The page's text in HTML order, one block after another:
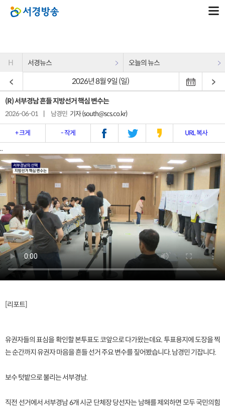
H 서경뉴스 오늘의 뉴스
2026년 8월 9일 (일)
(R) 서부경남 흔들 지방선거 핵심 변수는
2026-06-01 남경민 기자 (south@scs.co.kr)
+ 크게 - 작게 URL 복사
..
[리포트]
유권자들의 표심을 확인할 본투표도 코앞으로 다가왔는데요. 투표용지에 도장을 찍
는 순간까지 유권자 마음을 흔들 선거 주요 변수를 짚어봤습니다. 남경민 기잡니다.
보수 텃밭으로 불리는 서부경남.
직전 선거에서 서부경남 6개 시군 단체장 당선자는 남해를 제외하면 모두 국민의힘